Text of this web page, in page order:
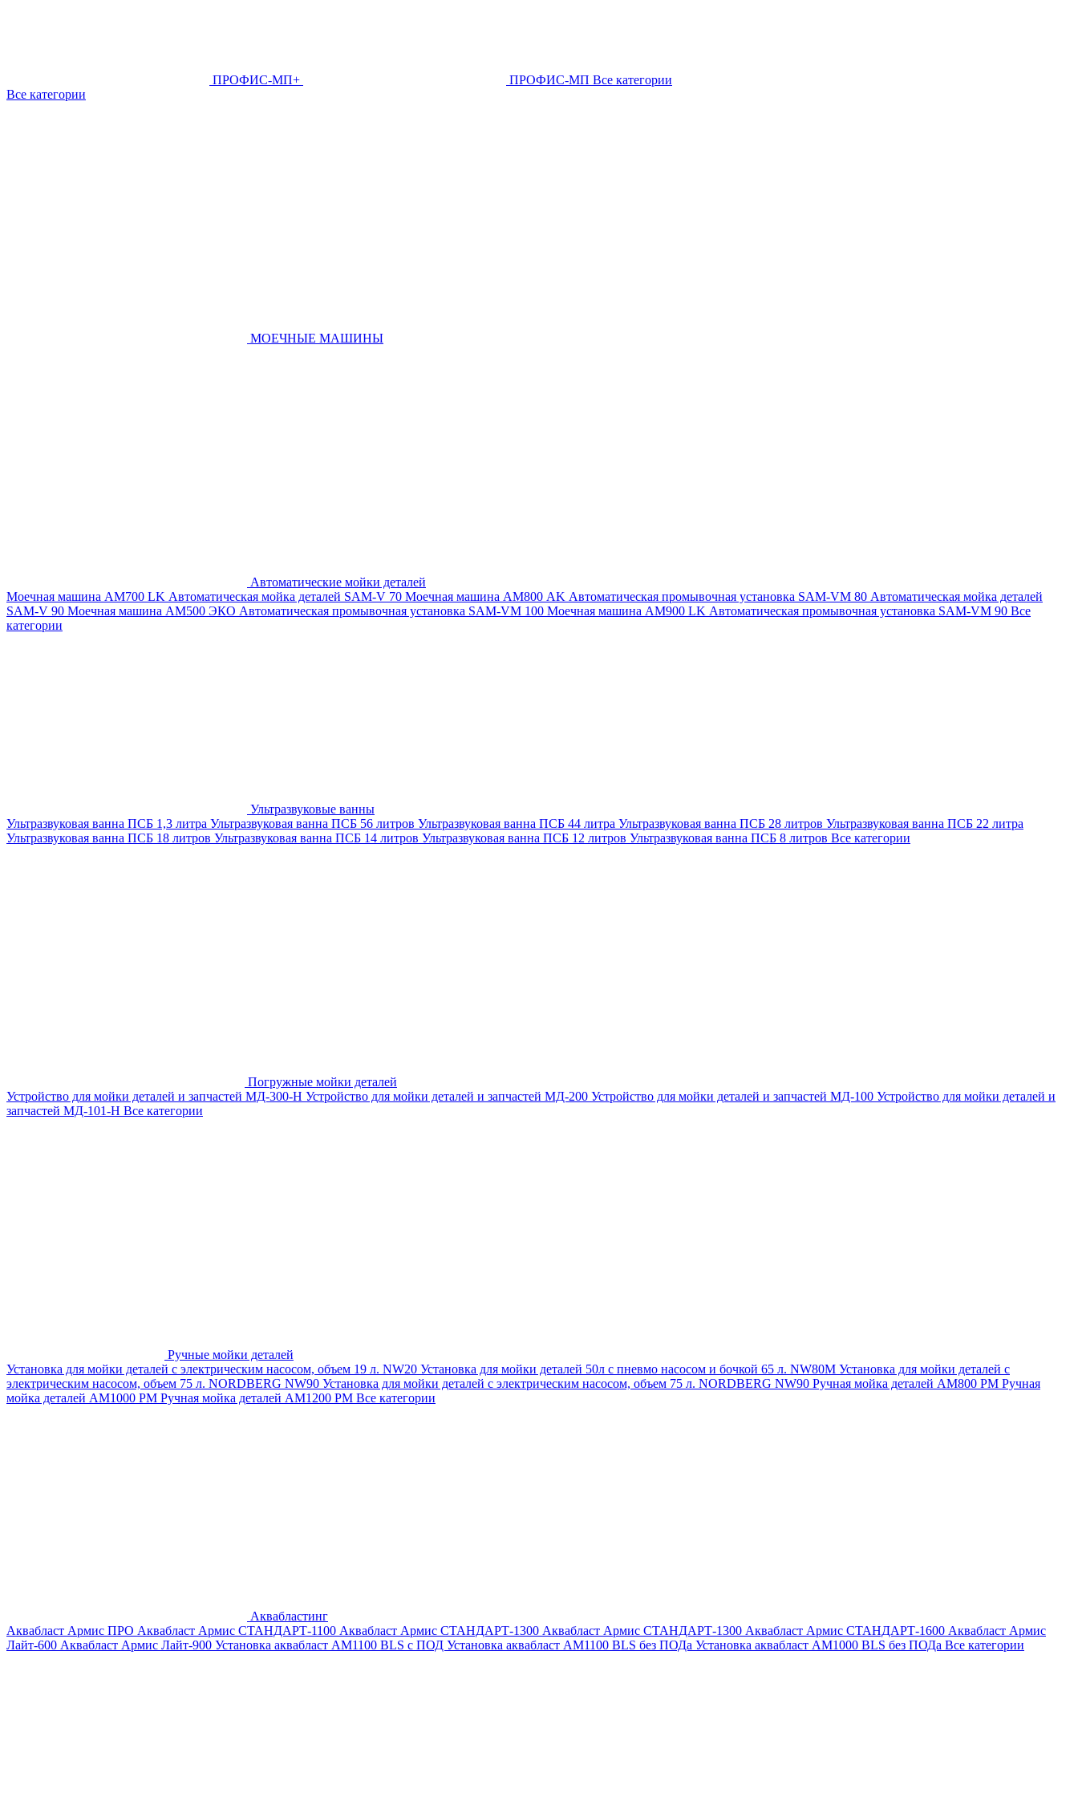
ПРОФИС-МП+ ПРОФИС-МП Все категории
Все категории
МОЕЧНЫЕ МАШИНЫ
Автоматические мойки деталей
Моечная машина AM700 LK Автоматическая мойка деталей SAM-V 70 Моечная машина АМ800 AK Автоматическая промывочная установка SAM-VM 80 Автоматическая мойка деталей
SAM-V 90 Моечная машина АМ500 ЭКО Автоматическая промывочная установка SAM-VM 100 Моечная машина AM900 LK Автоматическая промывочная установка SAM-VM 90 Все
категории
Ультразвуковые ванны
Ультразвуковая ванна ПСБ 1,3 литра Ультразвуковая ванна ПСБ 56 литров Ультразвуковая ванна ПСБ 44 литра Ультразвуковая ванна ПСБ 28 литров Ультразвуковая ванна ПСБ 22 литра
Ультразвуковая ванна ПСБ 18 литров Ультразвуковая ванна ПСБ 14 литров Ультразвуковая ванна ПСБ 12 литров Ультразвуковая ванна ПСБ 8 литров Все категории
Погружные мойки деталей
Устройство для мойки деталей и запчастей МД-300-H Устройство для мойки деталей и запчастей МД-200 Устройство для мойки деталей и запчастей МД-100 Устройство для мойки деталей и
запчастей МД-101-Н Все категории
Ручные мойки деталей
Установка для мойки деталей с электрическим насосом, объем 19 л. NW20 Установка для мойки деталей 50л с пневмо насосом и бочкой 65 л. NW80M Установка для мойки деталей с
электрическим насосом, объем 75 л. NORDBERG NW90 Установка для мойки деталей с электрическим насосом, объем 75 л. NORDBERG NW90 Ручная мойка деталей АМ800 РМ Ручная
мойка деталей АМ1000 РМ Ручная мойка деталей АМ1200 РМ Все категории
Аквабластинг
Аквабласт Армис ПРО Аквабласт Армис СТАНДАРТ-1100 Аквабласт Армис СТАНДАРТ-1300 Аквабласт Армис СТАНДАРТ-1300 Аквабласт Армис СТАНДАРТ-1600 Аквабласт Армис
Лайт-600 Аквабласт Армис Лайт-900 Установка аквабласт AM1100 BLS с ПОД Установка аквабласт AM1100 BLS без ПОДа Установка аквабласт AM1000 BLS без ПОДа Все категории